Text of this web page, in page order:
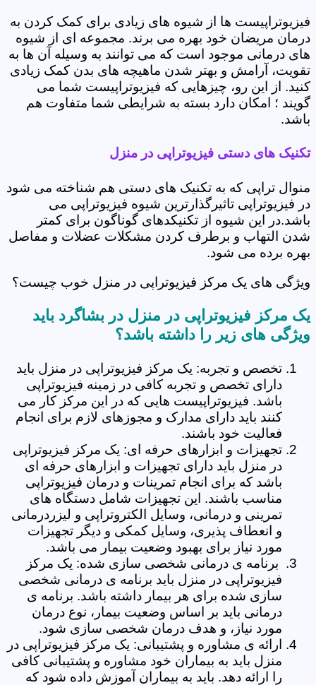
فیزیوتراپیست ها از شیوه های زیادی برای کمک کردن به
درمان مریضان خود بهره می برند. مجموعه ای از شیوه
های درمانی موجود است که می توانند به وسیله آن ها به
تقویت، آرامش و بهتر شدن ماهیچه های بدن کمک زیادی
کنید. از این رو، چیزهایی که فیزیوتراپیست شما می
گویند ؛ امکان دارد بسته به شرایطی شما متفاوت هم
باشد.
تکنیک های دستی فیزیوتراپی در منزل
منوال تراپی که به تکنیک های دستی هم شناخته می شود
در فیزیوتراپی تاثیرگذارترین شیوه فیزیوتراپی می
باشد.در این شیوه از تکنیکدهای گوناگون برای کمتر
شدن التهاب و برطرف کردن مشکلات عضلات و مفاصل
بهره برده می شود.
ویژگی های یک مرکز فیزیوتراپی در منزل خوب چیست؟
یک مرکز فیزیوتراپی در منزل در بشاگرد باید
ویژگی های زیر را داشته باشد؟
تخصص و تجربه: یک مرکز فیزیوتراپی در منزل باید
دارای تخصص و تجربه کافی در زمینه فیزیوتراپی
باشد. فیزیوتراپیست هایی که در این مرکز کار می
کنند باید دارای مدارک و مجوزهای لازم برای انجام
فعالیت خود باشند.
تجهیزات و ابزارهای حرفه ای: یک مرکز فیزیوتراپی
در منزل باید دارای تجهیزات و ابزارهای حرفه ای
باشد که برای انجام تمرینات و درمان فیزیوتراپی
مناسب باشند. این تجهیزات شامل دستگاه های
تمرینی و درمانی، وسایل الکتروتراپی و لیزردرمانی
و انعطاف پذیری، وسایل کمکی و دیگر تجهیزات
مورد نیاز برای بهبود وضعیت بیمار می باشد.
برنامه ی درمانی شخصی سازی شده: یک مرکز
فیزیوتراپی در منزل باید برنامه ی درمانی شخصی
سازی شده برای هر بیمار داشته باشد. برنامه ی
درمانی باید بر اساس وضعیت بیمار، نوع درمان
مورد نیاز، و هدف درمان شخصی سازی شود.
ارائه ی مشاوره و پشتیبانی: یک مرکز فیزیوتراپی در
منزل باید به بیماران خود مشاوره و پشتیبانی کافی
را ارائه دهد. باید به بیماران آموزش داده شود که